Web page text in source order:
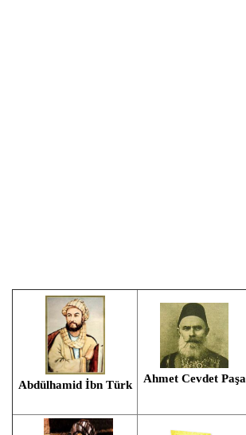
Abdülhamid İbn Türk Ahmet Cevdet Paşa